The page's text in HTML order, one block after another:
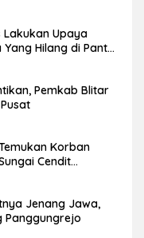
Lakukan Upaya
Hilang di Pantai
Pemkab Blitar
Korban
Cendit
Jenang Jawa,
Panggungrejo